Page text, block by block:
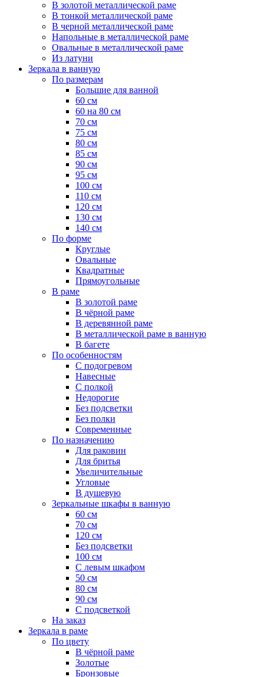
В золотой металлической раме
В тонкой металлической раме
В черной металлической раме
Напольные в металлической раме
Овальные в металлической раме
Из латуни
Зеркала в ванную
По размерам
Большие для ванной
60 см
60 на 80 см
70 см
75 см
80 см
85 см
90 см
95 см
100 см
110 см
120 см
130 см
140 см
По форме
Круглые
Овальные
Квадратные
Прямоугольные
В раме
В золотой раме
В чёрной раме
В деревянной раме
В металлической раме в ванную
В багете
По особенностям
С подогревом
Навесные
С полкой
Недорогие
Без подсветки
Без полки
Современные
По назначению
Для раковин
Для бритья
Увеличительные
Угловые
В душевую
Зеркальные шкафы в ванную
60 см
70 см
120 см
Без подсветки
100 см
С левым шкафом
50 см
80 см
90 см
С подсветкой
На заказ
Зеркала в раме
По цвету
В чёрной раме
Золотые
Бронзовые